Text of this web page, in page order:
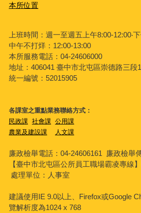
本所位置
上班時間：週一至週五上午8:00-12:00‧
中午不打烊：12:00-13:00
本所服務電話：04-24606000
地址：406041 臺中市北屯區崇德路三段
統一編號：52015905
各課室之重點業務聯絡方式：
民政課 社會課 公用課
農業及建設課
人文課
廉政檢舉電話：04-24606161
廉政檢舉
【臺中市北屯區公所員工職場霸凌專線
處理單位：人事室
建議使用IE 9.0以上、Firefox或Google
覽解析度為1024 x 768